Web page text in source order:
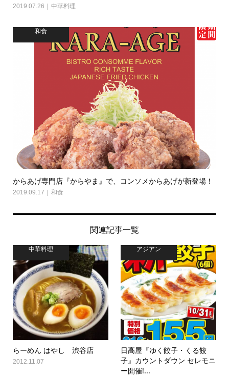
2019.07.26 中華料理
和食
からあげ専門店『からやま』で、コンソメからあげが新登場！
2019.09.17 和食
関連記事一覧
中華料理
らーめん はやし 渋谷店
2012.11.07
アジアン
日高屋『ゆく餃子・くる餃
子』カウントダウン セレモニ
ー開催!...